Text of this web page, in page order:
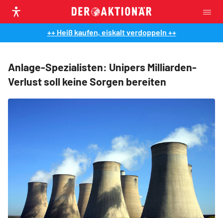
++ Heiß kaufen, eiskalt verdoppeln ++
Anlage-Spezialisten: Unipers Milliarden-
Verlust soll keine Sorgen bereiten